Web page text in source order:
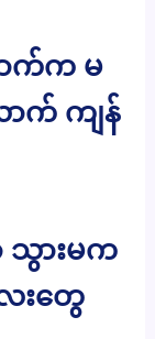
က်က မ
က် ကျန်
သွားမက
းတွေ